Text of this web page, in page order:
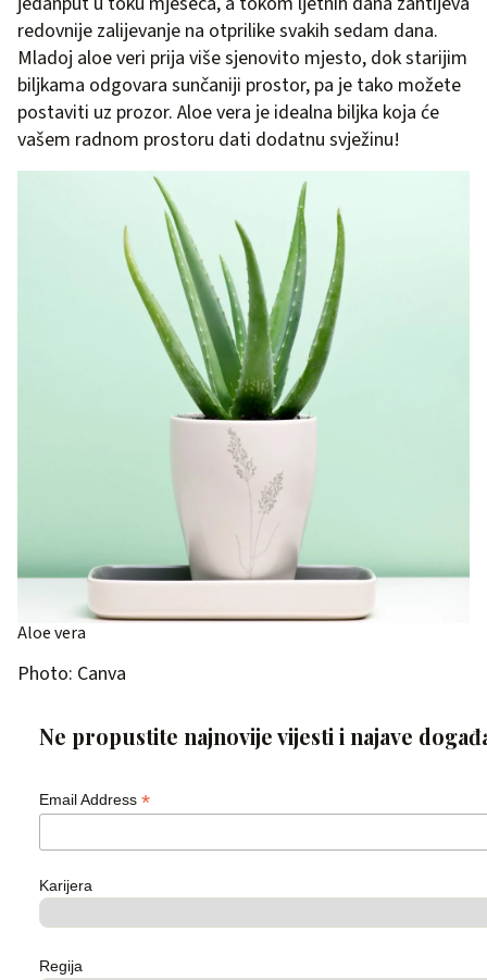
redovnije zalijevanje na otprilike svakih sedam dana.
Mladoj aloe veri prija više sjenovito mjesto, dok starijim
biljkama odgovara sunčaniji prostor, pa je tako možete
postaviti uz prozor. Aloe vera je idealna biljka koja će
vašem radnom prostoru dati dodatnu svježinu!
Aloe vera
Photo: Canva
Ne propustite najnovije vijesti i najave
Email Address *
Karijera
Regija